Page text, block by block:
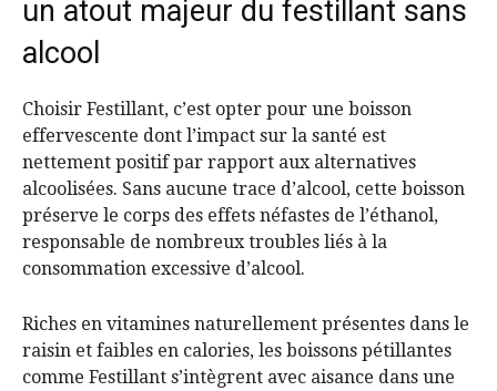
un atout majeur du festillant sans
alcool
Choisir Festillant, c’est opter pour une boisson
effervescente dont l’impact sur la santé est
nettement positif par rapport aux alternatives
alcoolisées. Sans aucune trace d’alcool, cette boisson
préserve le corps des effets néfastes de l’éthanol,
responsable de nombreux troubles liés à la
consommation excessive d’alcool.
Riches en vitamines naturellement présentes dans le
raisin et faibles en calories, les boissons pétillantes
comme Festillant s’intègrent avec aisance dans une